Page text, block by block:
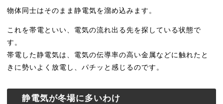
物体同士はそのまま静電気を溜め込みます。
これを帯電といい、電気の流れ出る先を探している状態で
す。
帯電した静電気は、電気の伝導率の高い金属などに触れたと
きに勢いよく放電し、パチッと感じるのです。
静電気が冬場に多いわけ